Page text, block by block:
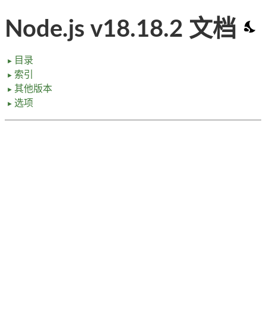
Node.js v18.18.2 文档
► 目录
► 索引
► 其他版本
► 选项